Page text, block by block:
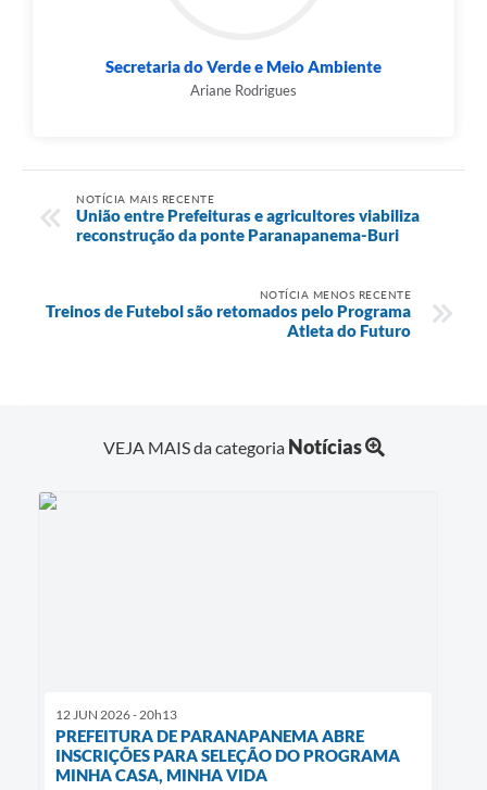
Secretaria do Verde e Meio Ambiente
Ariane Rodrigues
NOTÍCIA MAIS RECENTE
União entre Prefeituras e agricultores viabiliza
reconstrução da ponte Paranapanema-Buri
NOTÍCIA MENOS RECENTE
Treinos de Futebol são retomados pelo Programa
Atleta do Futuro
VEJA MAIS da categoria Notícias
12 JUN 2026 - 20h13
PREFEITURA DE PARANAPANEMA ABRE
INSCRIÇÕES PARA SELEÇÃO DO PROGRAMA
MINHA CASA, MINHA VIDA